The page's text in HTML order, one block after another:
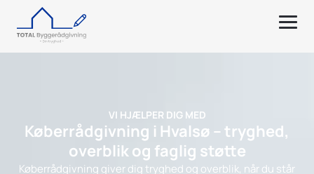
VI HJÆLPER DIG MED
Køberrådgivning i Hvalsø – tryghed,
overblik og faglig støtte
Køberrådgivning giver dig tryghed og overblik, når du står